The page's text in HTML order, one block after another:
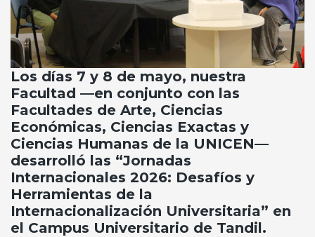
Los días 7 y 8 de mayo, nuestra
Facultad —en conjunto con las
Facultades de Arte, Ciencias
Económicas, Ciencias Exactas y
Ciencias Humanas de la UNICEN—
desarrolló las “Jornadas
Internacionales 2026: Desafíos y
Herramientas de la
Internacionalización Universitaria” en
el Campus Universitario de Tandil.